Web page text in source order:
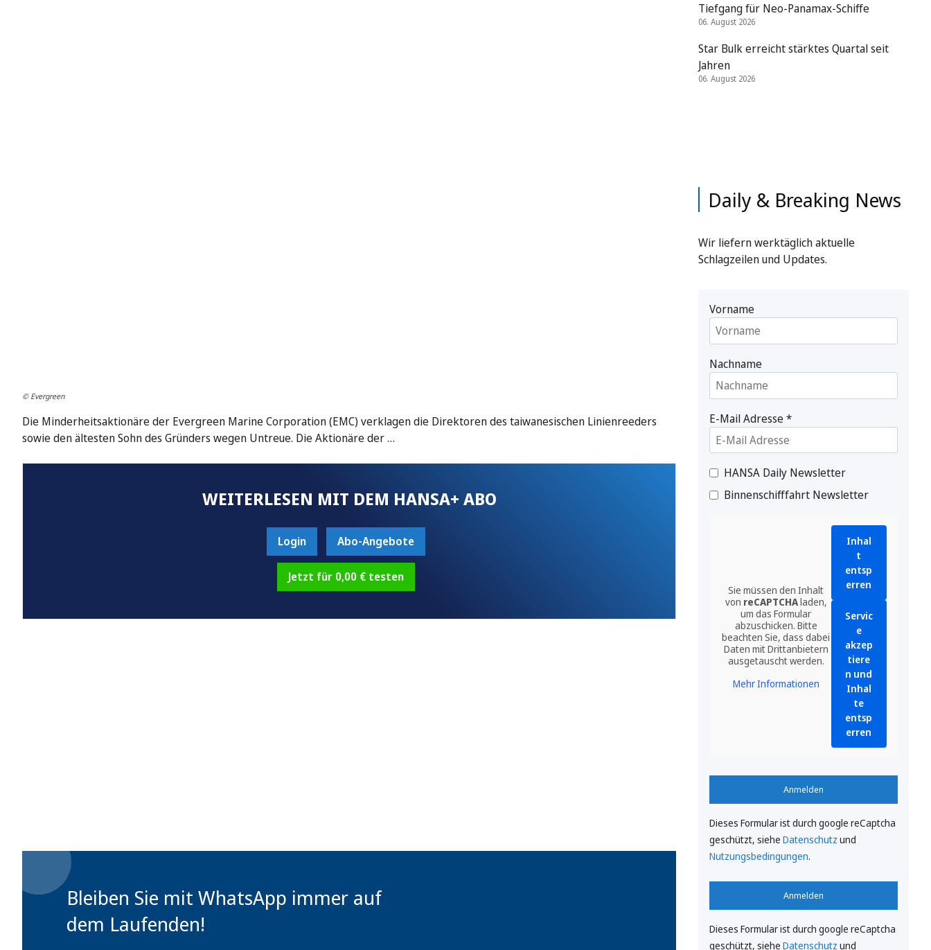
© Evergreen
Die Minderheitsaktionäre der Evergreen Marine Corporation (EMC) verklagen die Direktoren des taiwanesischen Linienreeders
sowie den ältesten Sohn des Gründers wegen Untreue. Die Aktionäre der …
WEITERLESEN MIT DEM HANSA+ ABO
Login Abo-Angebote
Jetzt für 0,00 € testen
Bleiben Sie mit WhatsApp immer auf
dem Laufenden!
Tiefgang für Neo-Panamax-Schiffe
06. August 2026
Star Bulk erreicht stärktes Quartal seit
Jahren
06. August 2026
Daily & Breaking News
Wir liefern werktäglich aktuelle
Schlagzeilen und Updates.
Vorname
Nachname
E-Mail Adresse*
HANSA Daily Newsletter
Binnenschifffahrt Newsletter
Sie müssen den Inhalt
von reCAPTCHAladen,
um das Formular
abzuschicken. Bitte
beachten Sie, dass dabei
Daten mit Drittanbietern
ausgetauscht werden.
Mehr Informationen
Inhal
t
entsp
erren
Servic
e
akzep
tiere
n und
Inhal
te
entsp
erren
Anmelden
Dieses Formular ist durch google reCaptcha
geschützt, siehe Datenschutz und
Nutzungsbedingungen.
Anmelden
Dieses Formular ist durch google reCaptcha
geschützt, siehe Datenschutz und